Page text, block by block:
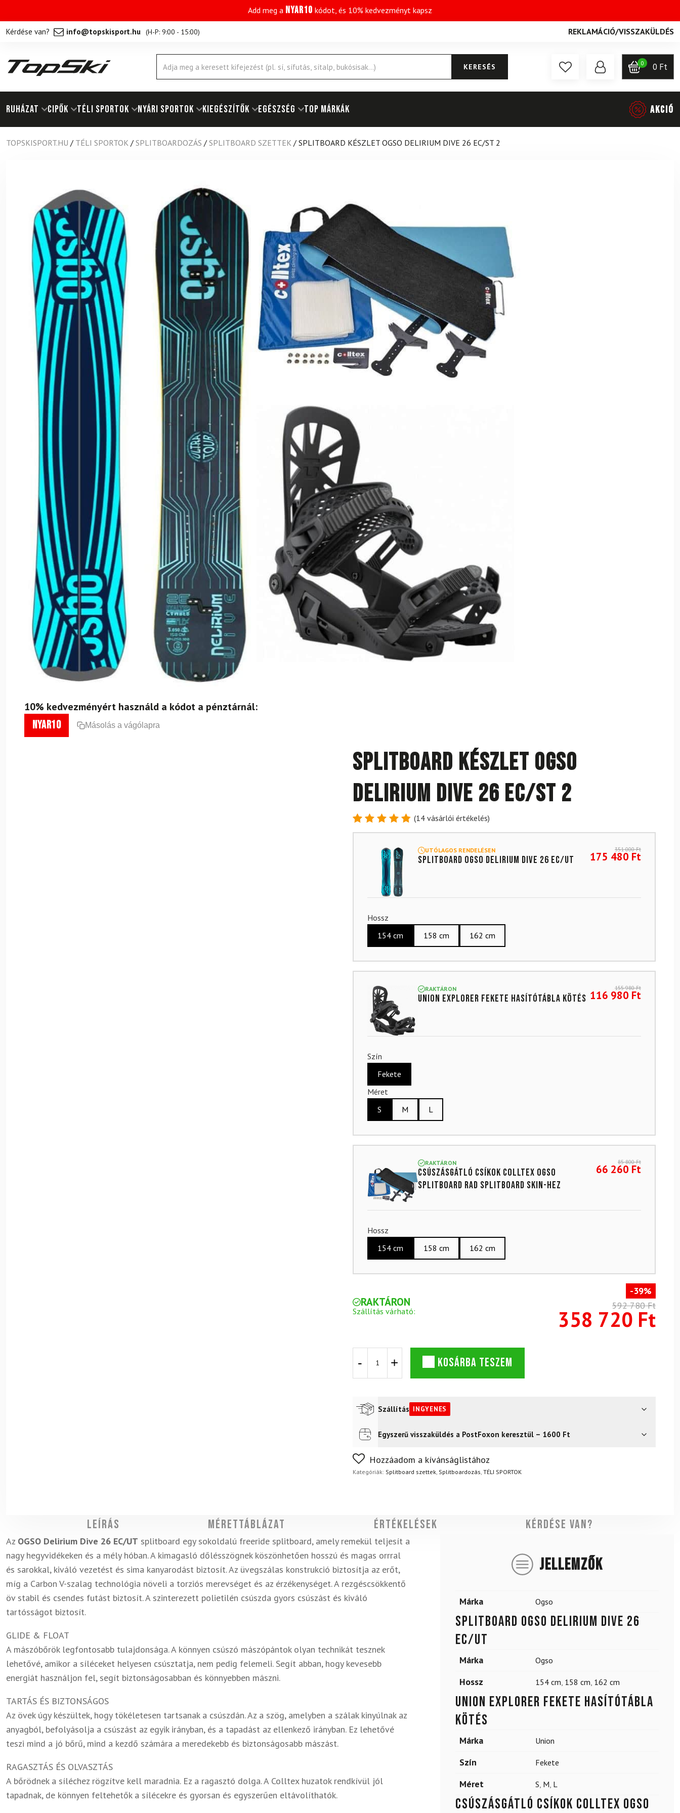
Add meg a NYAR10 kódot, és 10% kedvezményt kapsz
Kérdése van? info@topskisport.hu (H-P: 9:00 - 15:00) REKLAMÁCIÓ/VISSZAKÜLDÉS
Products
search
KERESÉS 0 0 Ft
RUHÁZAT Cipők TÉLI SPORTOK NYÁRI SPORTOK KIEGÉSZÍTŐK EGÉSZSÉG Top márkák AKCIÓ
TOPSKISPORT.HU / TÉLI SPORTOK / SPLITBOARDOZÁS / SPLITBOARD SZETTEK / SPLITBOARD KÉSZLET OGSO DELIRIUM DIVE 26 EC/ST 2
10% kedvezményért használd a kódot a pénztárnál:
nyar10 Másolás a vágólapra
Splitboard készlet OGSO
Delirium Dive 26 EC/ST 2
Értékelés
5-ből,
14
értékelés
alapján
(14vásárlói értékelés)
UTÓLAGOS RENDELÉSEN
Splitboard OGSO Delirium Dive 26 EC/UT
351 000Ft
175 480 Ft
Hossz
154 cm
158 cm 162 cm
RAKTÁRON
UNION Explorer Fekete hasítótábla kötés
155 980Ft
116 980 Ft
Szín
Fekete
Méret
S
M L
RAKTÁRON
Csúszásgátló csíkok Colltex Ogso
splitboard RAD SPLITBOARD SKIN-hez
85 800Ft
66 260 Ft
Hossz
154 cm
158 cm 162 cm
RAKTÁRON
Szállítás várható:
-39%
592 780 Ft
358 720 Ft
készlet
EC/ST
mennyiség
KOSÁRBA TESZEM
Szállítás INGYENES
Futár a címreIngyenes
Egyszerű visszaküldés a PostFoxon keresztül – 1600 Ft
Nem biztos a választásában? Semmi gond – a terméket egyszerűen visszaküldheti 14
napon belül, indoklás nélkül.Mik a visszaküldés feltételei?
Hozzáadom a kívánságlistához
Kategóriák: Splitboard szettek, Splitboardozás TÉLI SPORTOK
Leírás Mérettáblázat Értékelések Kérdése van?
Az OGSO Delirium Dive 26 EC/UT splitboard egy sokoldalú freeride splitboard, amely remekül teljesít a
nagy hegyvidékeken és a mély hóban. A kimagasló dőlésszögnek köszönhetően hosszú és magas orrral
és sarokkal, kiváló vezetést és sima kanyarodást biztosít. Az üvegszálas konstrukció biztosítja az erőt,
míg a Carbon V-szalag technológia növeli a torziós merevséget és az érzékenységet. A rezgéscsökkentő
öv stabil és csendes futást biztosít. A szinterezett polietilén csúszda gyors csúszást és kiváló
tartósságot biztosít.
GLIDE & FLOAT
A mászóbőrök legfontosabb tulajdonsága. A könnyen csúszó mászópántok olyan technikát tesznek
lehetővé, amikor a síléceket helyesen csúsztatja, nem pedig felemeli. Segít abban, hogy kevesebb
energiát használjon fel, segít biztonságosabban és könnyebben mászni.
TARTÁS ÉS BIZTONSÁGOS
Az övek úgy készültek, hogy tökéletesen tartsanak a csúszdán. Az a szög, amelyben a szálak kinyúlnak az
anyagból, befolyásolja a csúszást az egyik irányban, és a tapadást az ellenkező irányban. Ez lehetővé
teszi mind a jó bőrű, mind a kezdő számára a meredekebb és biztonságosabb mászást.
RAGASZTÁS ÉS OLVASZTÁS
A bőrödnek a síléchez rögzítve kell maradnia. Ez a ragasztó dolga. A Colltex huzatok rendkívül jól
tapadnak, de könnyen feltehetők a sílécekre és gyorsan és egyszerűen eltávolíthatók.
JELLEMZŐK
Márka Ogso
Splitboard OGSO Delirium Dive 26
EC/UT
Márka Ogso
Hossz 154 cm, 158 cm, 162 cm
UNION Explorer Fekete hasítótábla
kötés
Márka Union
Szín Fekete
Méret S, M, L
Csúszásgátló csíkok Colltex Ogso